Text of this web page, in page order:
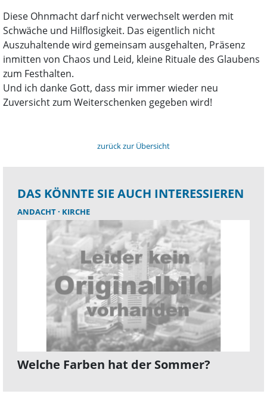
Diese Ohnmacht darf nicht verwechselt werden mit
Schwäche und Hilflosigkeit. Das eigentlich nicht
Auszuhaltende wird gemeinsam ausgehalten, Präsenz
inmitten von Chaos und Leid, kleine Rituale des Glaubens
zum Festhalten.
Und ich danke Gott, dass mir immer wieder neu
Zuversicht zum Weiterschenken gegeben wird!
zurück zur Übersicht
DAS KÖNNTE SIE AUCH INTERESSIEREN
ANDACHT KIRCHE
Welche Farben hat der Sommer?